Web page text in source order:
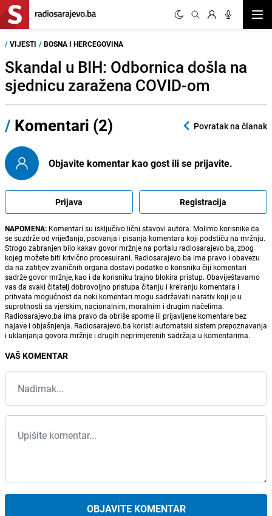
/ VIJESTI / BOSNA I HERCEGOVINA
Skandal u BIH: Odbornica došla na
sjednicu zaražena COVID-om
/ Komentari (2) Povratak na članak
Objavite komentar kao gost ili se prijavite.
Prijava Registracija
NAPOMENA: Komentari su isključivo lični stavovi autora. Molimo korisnike da
se suzdrže od vrijeđanja, psovanja i pisanja komentara koji podstiču na mržnju.
Strogo zabranjen bilo kakav govor mržnje na portalu radiosarajevo.ba, zbog
kojeg možete biti krivično procesuirani. Radiosarajevo.ba ima pravo i obavezu
da na zahtjev zvaničnih organa dostavi podatke o korisniku čiji komentari
sadrže govor mržnje, kao i da korisniku trajno blokira pristup. Obaviještavamo
vas da svaki čitatelj dobrovoljno pristupa čitanju i kreiranju komentara i
prihvata mogućnost da neki komentari mogu sadržavati narativ koji je u
suprotnosti sa vjerskim, nacionalnim, moralnim i drugim načelima.
Radiosarajevo.ba ima pravo da obriše sporne ili prijavljene komentare bez
najave i objašnjenja. Radiosarajevo.ba koristi automatski sistem prepoznavanja
i uklanjanja govora mržnje i drugih neprimjerenih sadržaja u komentarima.
VAŠ KOMENTAR
OBJAVITE KOMENTAR